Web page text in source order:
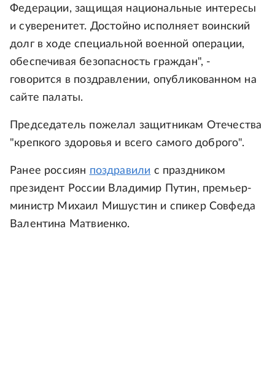
Федерации, защищая национальные интересы
и суверенитет. Достойно исполняет воинский
долг в ходе специальной военной операции,
обеспечивая безопасность граждан", -
говорится в поздравлении, опубликованном на
сайте палаты.
Председатель пожелал защитникам Отечества
"крепкого здоровья и всего самого доброго".
Ранее россиян поздравили с праздником
президент России Владимир Путин, премьер-
министр Михаил Мишустин и спикер Совфеда
Валентина Матвиенко.